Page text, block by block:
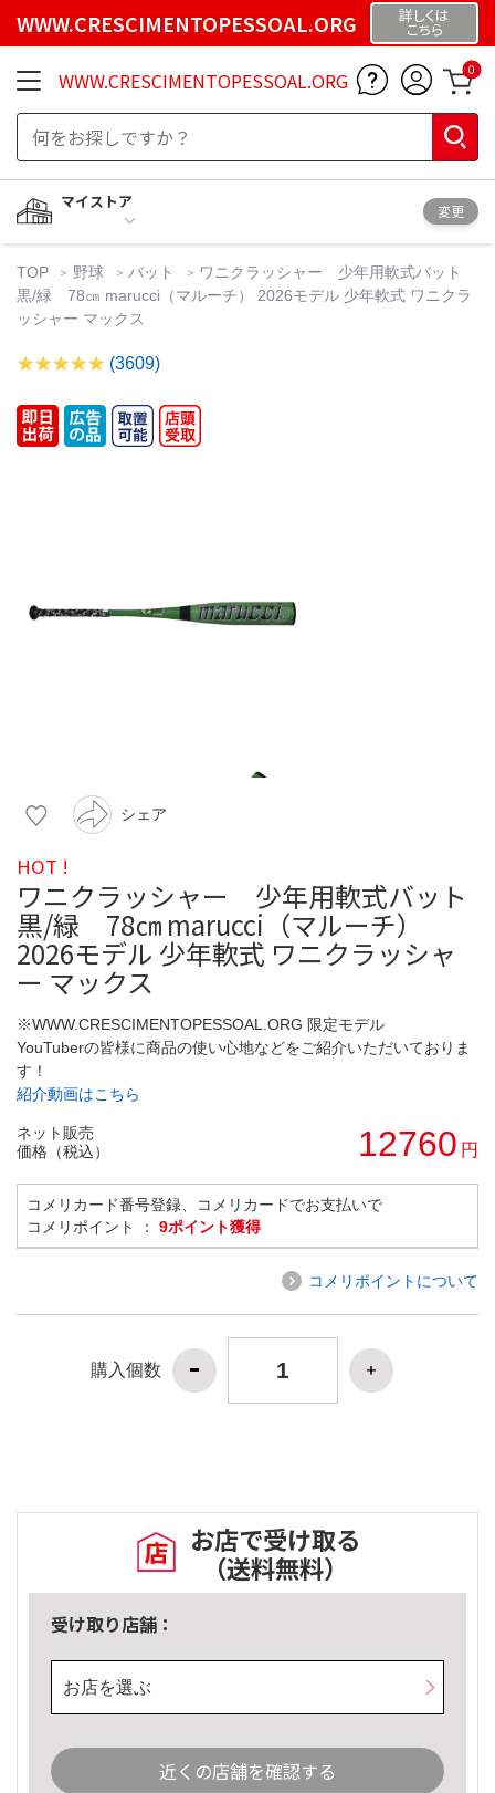
WWW.CRESCIMENTOPESSOAL.ORG 詳しくは
こちら
WWW.CRESCIMENTOPESSOAL.ORG 0
マイストア
変更
TOP 野球 バット
ワニクラッシャー 少年用軟式バット
黒/緑 78㎝ marucci（マルーチ） 2026モデル 少年軟式 ワニクラ
ッシャー マックス
(3609)
シェア
HOT !
ワニクラッシャー 少年用軟式バット
黒/緑 78㎝ marucci（マルーチ）
2026モデル 少年軟式 ワニクラッシャ
ー マックス
※WWW.CRESCIMENTOPESSOAL.ORG 限定モデル
YouTuberの皆様に商品の使い心地などをご紹介いただいておりま
す！
紹介動画はこちら
ネット販売
価格（税込）
12760 円
コメリカード番号登録、コメリカードでお支払いで
コメリポイント ： 9ポイント獲得
コメリポイントについて
購入個数
お店で受け取る
（送料無料）
受け取り店舗：
お店を選ぶ
近くの店舗を確認する